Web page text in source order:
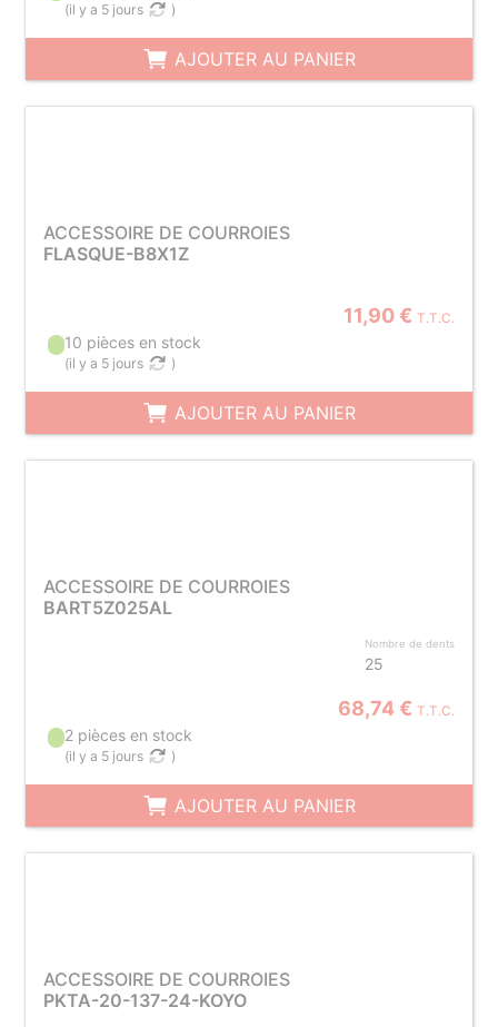
(il y a 5 jours )
AJOUTER AU PANIER
ACCESSOIRE DE COURROIES
FLASQUE-B8X1Z
11,90 € T.T.C.
10 pièces en stock
(il y a 5 jours )
AJOUTER AU PANIER
ACCESSOIRE DE COURROIES
BART5Z025AL
Nombre de dents
25
68,74 € T.T.C.
2 pièces en stock
(il y a 5 jours )
AJOUTER AU PANIER
ACCESSOIRE DE COURROIES
PKTA-20-137-24-KOYO